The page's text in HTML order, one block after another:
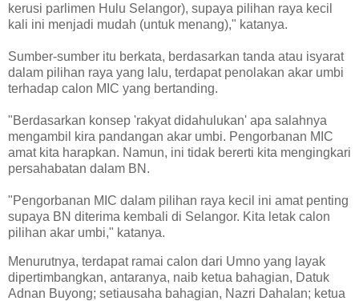
kerusi parlimen Hulu Selangor), supaya pilihan raya kecil
kali ini menjadi mudah (untuk menang)," katanya.
Sumber-sumber itu berkata, berdasarkan tanda atau isyarat
dalam pilihan raya yang lalu, terdapat penolakan akar umbi
terhadap calon MIC yang bertanding.
"Berdasarkan konsep 'rakyat didahulukan' apa salahnya
mengambil kira pandangan akar umbi. Pengorbanan MIC
amat kita harapkan. Namun, ini tidak bererti kita mengingkari
persahabatan dalam BN.
"Pengorbanan MIC dalam pilihan raya kecil ini amat penting
supaya BN diterima kembali di Selangor. Kita letak calon
pilihan akar umbi," katanya.
Menurutnya, terdapat ramai calon dari Umno yang layak
dipertimbangkan, antaranya, naib ketua bahagian, Datuk
Adnan Buyong; setiausaha bahagian, Nazri Dahalan; ketua